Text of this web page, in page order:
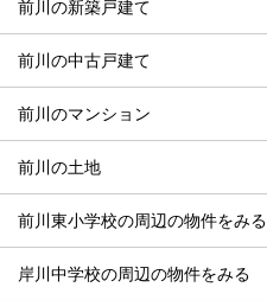
前川の新築戸建て
前川の中古戸建て
前川のマンション
前川の土地
前川東小学校の周辺の物件をみる
岸川中学校の周辺の物件をみる